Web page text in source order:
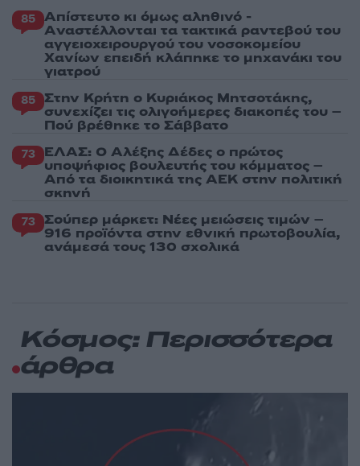
85 Απίστευτο κι όμως αληθινό -
Aναστέλλονται τα τακτικά ραντεβού του
αγγειοχειρουργού του νοσοκομείου
Χανίων επειδή κλάπηκε το μηχανάκι του
γιατρού
85 Στην Κρήτη ο Κυριάκος Μητσοτάκης,
συνεχίζει τις ολιγοήμερες διακοπές του –
Πού βρέθηκε το Σάββατο
73 ΕΛΑΣ: Ο Αλέξης Δέδες ο πρώτος
υποψήφιος βουλευτής του κόμματος –
Από τα διοικητικά της ΑΕΚ στην πολιτική
σκηνή
73 Σούπερ μάρκετ: Νέες μειώσεις τιμών –
916 προϊόντα στην εθνική πρωτοβουλία,
ανάμεσά τους 130 σχολικά
Κόσμος: Περισσότερα
άρθρα